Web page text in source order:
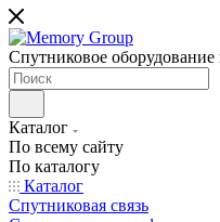
Спутниковое оборудование
Каталог
По всему сайту
По каталогу
Каталог
Спутниковая связь